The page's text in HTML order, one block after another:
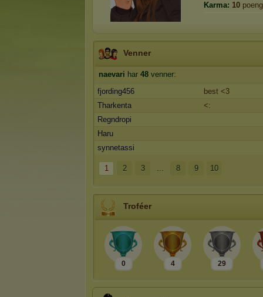
Karma: 10 poeng
Venner
naevari har 48 venner:
fjording456
best <3
Tharkenta
<:
Regndropi
Haru
synnetassi
1 2 3 ... 8 9 10
Troféer
0 4 29